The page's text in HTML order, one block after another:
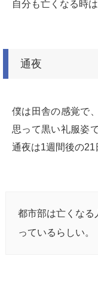
自分も亡くなる時
通夜
僕は田舎の感覚で
思って黒い礼服姿
通夜は1週間後の21
都市部は亡くなる
っているらしい。